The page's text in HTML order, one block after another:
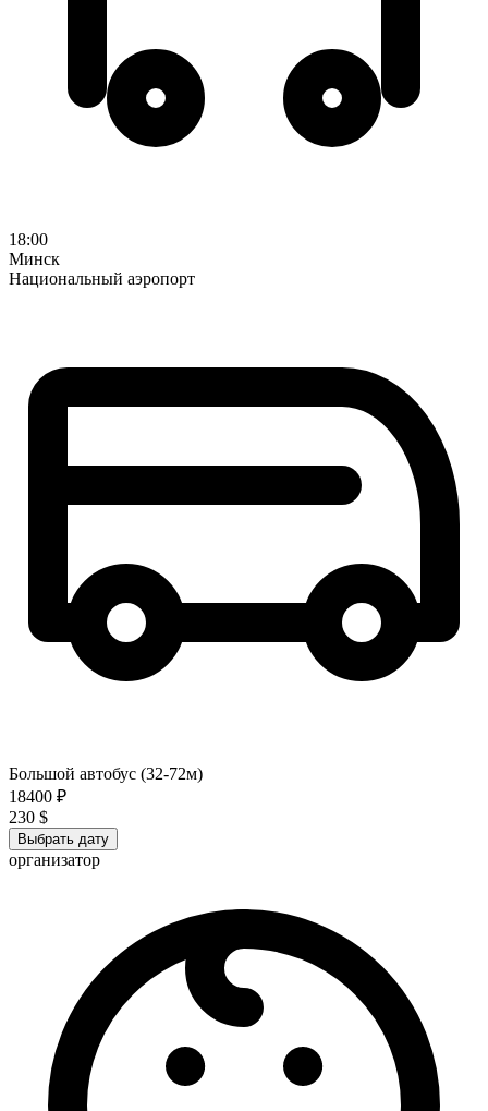
18:00
Минск
Национальный аэропорт
Большой автобус (32-72м)
18400 ₽
230 $
Выбрать дату
организатор